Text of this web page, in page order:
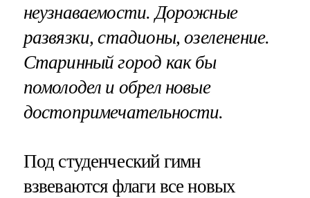
неузнаваемости. Дорожные
развязки, стадионы, озеленение.
Старинный город как бы
помолодел и обрел новые
достопримечательности.
Под студенческий гимн
взвеваются флаги все новых